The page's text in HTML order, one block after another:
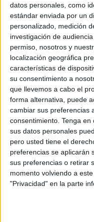
datos personales, como
estándar enviada por un
personalizado, medición
investigación de
permiso, nosotros y
localización geográfica
características de
su consentimiento a
que llevemos a cabo el
forma alternativa, puede
cambiar sus preferencias
consentimiento. Tenga en
sus datos personales
pero usted tiene el
preferencias se aplicarán
sus preferencias o retirar
momento volviendo a
"Privacidad" en la parte